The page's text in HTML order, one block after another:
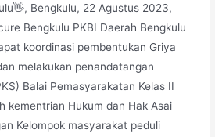
Bengkulu, 22 Agustus 2023,
Bengkulu PKBI Daerah Bengkulu
koordinasi pembentukan Griya
melakukan penandatangan
Balai Pemasyarakatan Kelas II
kementrian Hukum dan Hak Asai
Kelompok masyarakat peduli